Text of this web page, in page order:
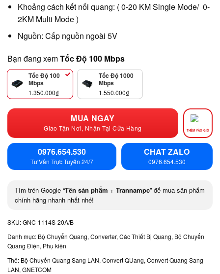
Khoảng cách kết nối quang: ( 0-20 KM Single Mode/ 0-
2KM Multi Mode )
Nguồn: Cấp nguồn ngoài 5V
Bạn đang xemTốc Độ 100 Mbps
Tốc Độ 100
Mbps
1.350.000₫
Tốc Độ 1000
Mbps
1.550.000₫
MUA NGAY
Giao Tận Nơi, Nhận Tại Cửa Hàng THÊM VÀO GIỎ
0976.654.530
Tư Vấn Trực Tuyến 24/7
CHAT ZALO
0976.654.530
Tìm trên Google “Tên sản phẩm + Trannampc” để mua sản phẩm
chính hãng nhanh nhất nhé!
SKU:GNC-1114S-20A/B
Danh mục: Bộ Chuyển Quang, Converter, Các Thiết Bị Quang, Bộ Chuyển
Quang Điện, Phụ kiện
Thẻ: Bộ Chuyển Quang Sang LAN, Convert QUang, Convert Quang Sang
LAN, GNETCOM